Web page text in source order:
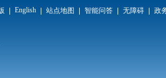
English 站点地图 智能问答 无障碍 政